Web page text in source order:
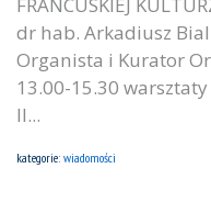
dr hab. Arkadiusz
Organista i Kurator
13.00-15.30
II...
kategorie: wiadomości